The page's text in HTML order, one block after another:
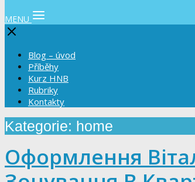
MENU
Blog – úvod
Příběhy
Kurz HNB
Rubriky
Kontakty
Kategorie: home
Оформлення